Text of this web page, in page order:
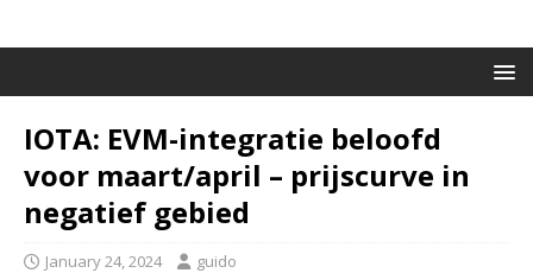
IOTA: EVM-integratie beloofd
voor maart/april – prijscurve in
negatief gebied
January 24, 2024 guido